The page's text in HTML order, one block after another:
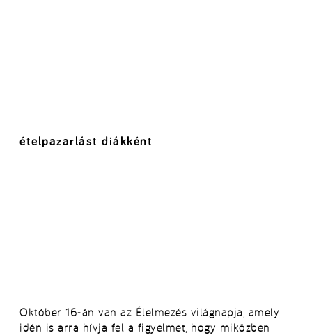
ételpazarlást diákként
Október 16-án van az Élelmezés világnapja, amely
idén is arra hívja fel a figyelmet, hogy miközben